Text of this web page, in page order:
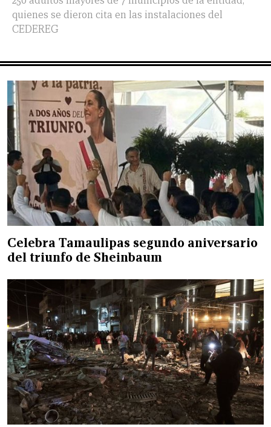
quienes se dieron cita en las instalaciones del
CEDEREG
Celebra Tamaulipas segundo aniversario
del triunfo de Sheinbaum